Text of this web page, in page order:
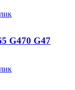
G470 G47